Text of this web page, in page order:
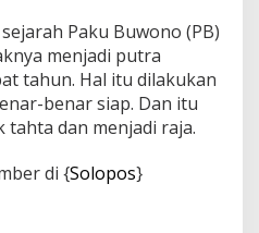
Paku Buwono (PB)
menjadi putra
tahun. Hal itu dilakukan
benar siap. Dan itu
dan menjadi raja.
di {Solopos}